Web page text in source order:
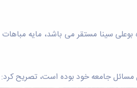
سینا مستقر می باشد، مایه
مسائل جامعه خود بوده است، تصریح